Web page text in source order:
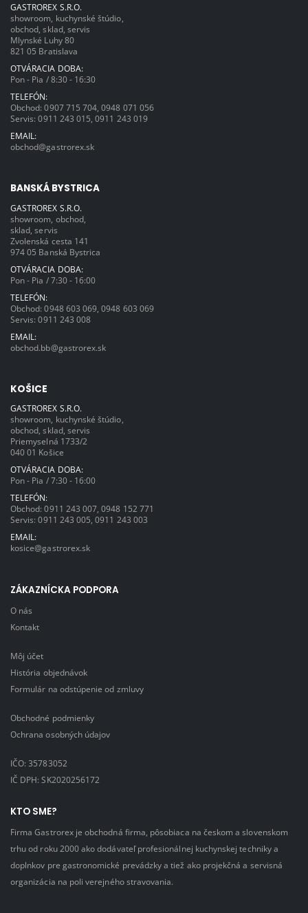
GASTROREX S.R.O.
showroom, kuchynské štúdio,
obchod, sklad, servis
Mlynské Luhy 80
821 05 Bratislava
OTVÁRACIA DOBA:
Pon - Pia / 8:30 - 16:30
TELEFÓN:
Obchod:0907 715 704 ,0948 071 056
Servis:0911 243 015 ,0911 243 019
EMAIL:
obchod@gastrorex.sk
BANSKÁ BYSTRICA
GASTROREX S.R.O.
showroom, obchod,
sklad, servis
Zvolenská cesta 141
974 05 Banská Bystrica
OTVÁRACIA DOBA:
Pon - Pia / 7:30 - 16:00
TELEFÓN:
Obchod:0948 603 069 ,0948 603 069
Servis:0911 243 008
EMAIL:
obchod.bb@gastrorex.sk
KOŠICE
GASTROREX S.R.O.
showroom, kuchynské štúdio,
obchod, sklad, servis
Priemyselná 1733/2
040 01 Košice
OTVÁRACIA DOBA:
Pon - Pia / 7:30 - 16:00
TELEFÓN:
Obchod:0911 243 007,0948 152 771
Servis:0911 243 005,0911 243 003
EMAIL:
kosice@gastrorex.sk
ZÁKAZNÍCKA PODPORA
O nás
Kontakt
Môj účet
História objednávok
Formulár na odstúpenie od zmluvy
Obchodné podmienky
Ochrana osobných údajov
IČO: 35783052
IČ DPH: SK2020256172
KTO SME?
Firma Gastrorex je obchodná firma, pôsobiaca na českom a slovenskom
trhu od roku 2000 ako dodávateľ profesionálnej kuchynskej techniky a
doplnkov pre gastronomické prevádzky a tiež ako projekčná a servisná
organizácia na poli verejného stravovania.